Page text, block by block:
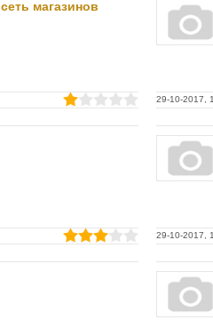
магазинов
29-10-
29-10-